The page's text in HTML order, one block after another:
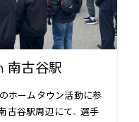
南古谷駅
ホームタウン活動に参
古谷駅周辺にて、 選手